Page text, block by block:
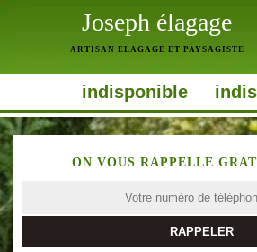
Joseph élagage
ARTISAN ELAGAGE ET PAYSAGISTE
indisponible
ON VOUS RAPPELLE